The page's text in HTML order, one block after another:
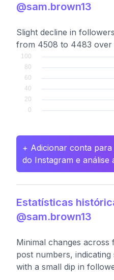
@sam.brown13
Slight decline in
from 4508 to 4483 over
+ Adicionar conta
do Instagram e análise
Estatísticas
@sam.brown13
Minimal changes
post numbers,
with a small dip in